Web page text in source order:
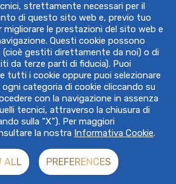
strettamente necessari per il
di questo sito web e, previo tuo
migliorare le prestazioni del sito web e
Questi cookie possono
(cioè gestiti direttamente da noi) o di
da terze parti di fiducia). Puoi
tutti i cookie oppure puoi selezionare
categoria di cookie cliccando su
con la navigazione in assenza
tecnici, attraverso la chiusura di
sulla “X”). Per maggiori
la nostra Informativa Cookie.
ALL PREFERENCES